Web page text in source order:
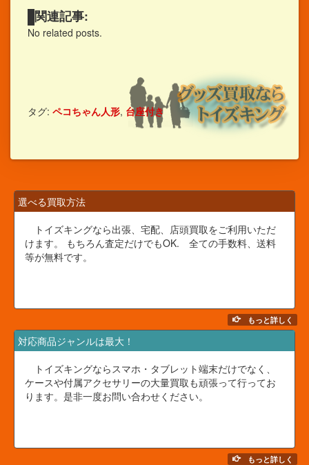
関連記事:
No related posts.
タグ: ペコちゃん人形, 台座付き
選べる買取方法
トイズキングなら出張、宅配、店頭買取をご利用いただ
けます。 もちろん査定だけでもOK. 全ての手数料、送料
等が無料です。
もっと詳しく
対応商品ジャンルは最大！
トイズキングならスマホ・タブレット端末だけでなく、
ケースや付属アクセサリーの大量買取も頑張って行ってお
ります。是非一度お問い合わせください。
もっと詳しく